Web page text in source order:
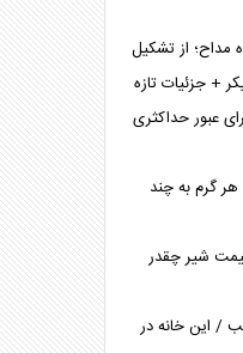
مداح؛ از تشکیل
+ جزئیات تازه
عبور حداکثری
هر گرم به چند
شیر چقدر
/ این خانه در